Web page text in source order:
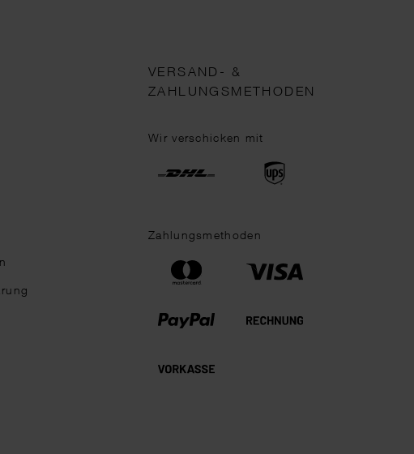
VERSAND- &
ZAHLUNGSMETHODEN
Wir verschicken mit
Zahlungsmethoden